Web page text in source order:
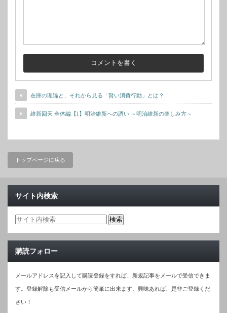
在庫の理論と、それから見る「賢い消費行動」とは？
維新回天 全体編【1】明治維新への誘い ～明治維新の楽しみ方～
トップページに戻る
サイト内検索
購読フォロー
メールアドレスを記入して購読登録をすれば、新規記事をメールで受信できま
す。登録解除も受信メールから簡単に出来ます。興味あれば、是非ご登録くだ
さい！